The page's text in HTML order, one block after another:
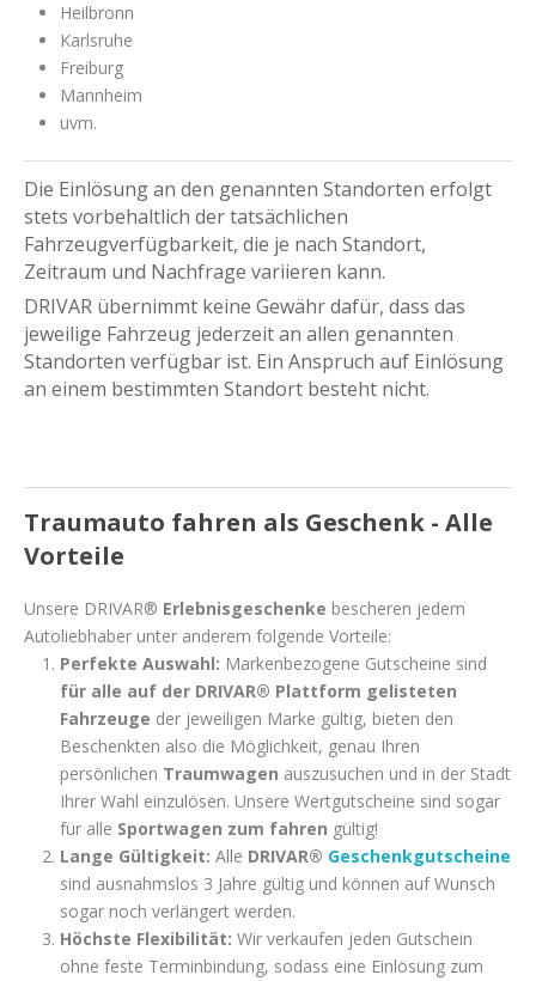
Heilbronn
Karlsruhe
Freiburg
Mannheim
uvm.
Die Einlösung an den genannten Standorten erfolgt
stets vorbehaltlich der tatsächlichen
Fahrzeugverfügbarkeit, die je nach Standort,
Zeitraum und Nachfrage variieren kann.
DRIVAR übernimmt keine Gewähr dafür, dass das
jeweilige Fahrzeug jederzeit an allen genannten
Standorten verfügbar ist. Ein Anspruch auf Einlösung
an einem bestimmten Standort besteht nicht.
Traumauto fahren als Geschenk - Alle
Vorteile
Unsere DRIVAR® Erlebnisgeschenke bescheren jedem
Autoliebhaber unter anderem folgende Vorteile:
Perfekte Auswahl: Markenbezogene Gutscheine sind
für alle auf der DRIVAR® Plattform gelisteten
Fahrzeuge der jeweiligen Marke gültig, bieten den
Beschenkten also die Möglichkeit, genau Ihren
persönlichen Traumwagen auszusuchen und in der Stadt
Ihrer Wahl einzulösen. Unsere Wertgutscheine sind sogar
für alle Sportwagen zum fahren gültig!
Lange Gültigkeit: Alle DRIVAR® Geschenkgutscheine
sind ausnahmslos 3 Jahre gültig und können auf Wunsch
sogar noch verlängert werden.
Höchste Flexibilität: Wir verkaufen jeden Gutschein
ohne feste Terminbindung, sodass eine Einlösung zum